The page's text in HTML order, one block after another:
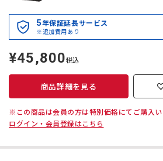
5年保証延長サービス
※追加費用あり
定
価
¥45,800税込
商品詳細を見る
※この商品は会員の方は特別価格にてご購入い
ログイン・会員登録はこちら